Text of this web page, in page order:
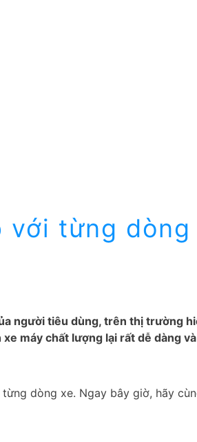
với từng dòng
người tiêu dùng, trên thị trường
máy chất lượng lại rất dễ dàng
dòng xe. Ngay bây giờ, hãy